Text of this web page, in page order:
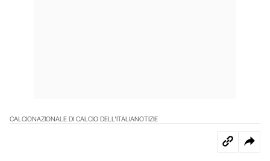
CALCIONAZIONALE DI CALCIO DELL'ITALIANOTIZIE